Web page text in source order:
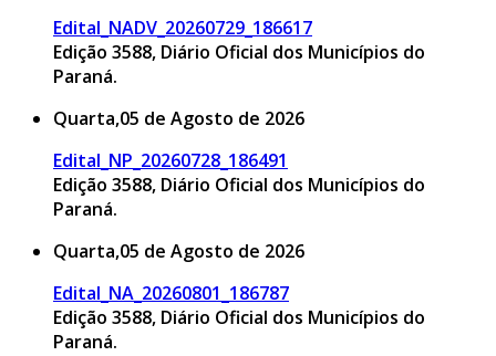
Edital_NADV_20260729_186617
Edição 3588, Diário Oficial dos Municípios do
Paraná.
Quarta,05 de Agosto de 2026
Edital_NP_20260728_186491
Edição 3588, Diário Oficial dos Municípios do
Paraná.
Quarta,05 de Agosto de 2026
Edital_NA_20260801_186787
Edição 3588, Diário Oficial dos Municípios do
Paraná.